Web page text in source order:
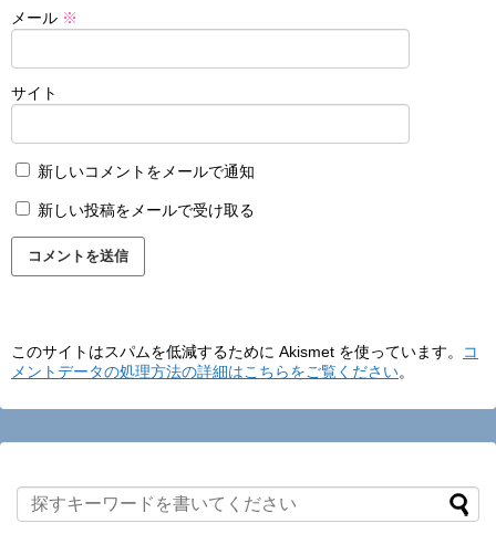
メール ※
サイト
新しいコメントをメールで通知
新しい投稿をメールで受け取る
このサイトはスパムを低減するために Akismet を使っています。
コ
メントデータの処理方法の詳細はこちらをご覧ください。